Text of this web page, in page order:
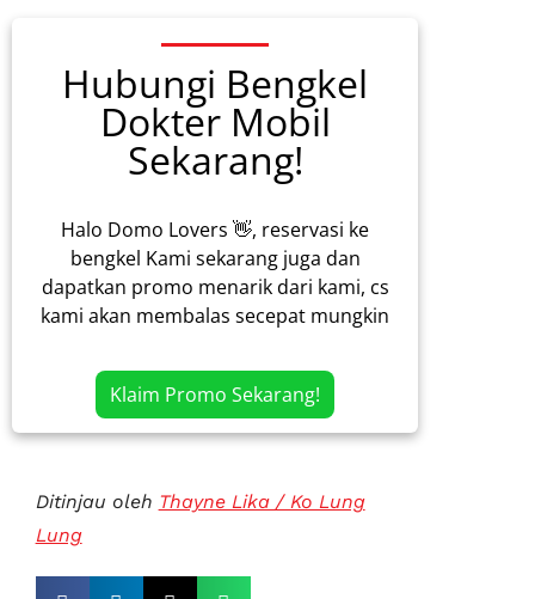
Hubungi Bengkel
Dokter Mobil
Sekarang!
Halo Domo Lovers 👋, reservasi ke
bengkel Kami sekarang juga dan
dapatkan promo menarik dari kami, cs
kami akan membalas secepat mungkin
Klaim Promo Sekarang!
Ditinjau oleh Thayne Lika / Ko Lung
Lung